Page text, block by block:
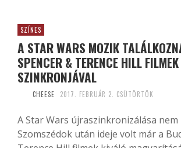
SZÍNES
A STAR WARS MOZIK
SPENCER & TERENCE HILL FILMEK
SZINKRONJÁVAL
CHEESE 2017. FEBRUÁR 2. CSÜTÖRTÖK
A Star Wars újraszinkronizálása nem
Szomszédok után ideje volt már a